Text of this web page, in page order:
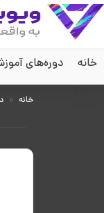
خانه دوره‌های
خانه